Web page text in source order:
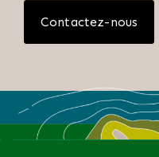
Contactez-nous